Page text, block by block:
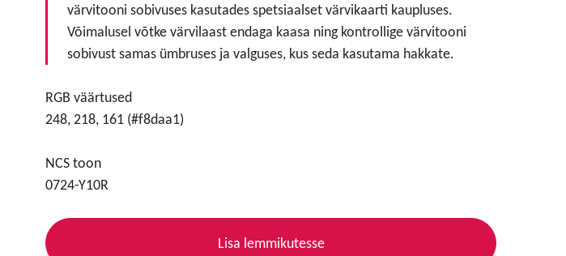
värvitooni sobivuses kasutades spetsiaalset värvikaarti kaupluses.
Võimalusel võtke värvilaast endaga kaasa ning kontrollige värvitooni
sobivust samas ümbruses ja valguses, kus seda kasutama hakkate.
RGB väärtused
248, 218, 161 (#f8daa1)
NCS toon
0724-Y10R
Lisa lemmikutesse